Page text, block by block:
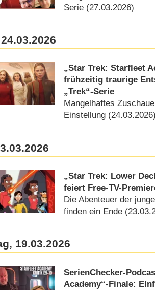
Serie (27.03.2026)
„Star Trek: Starfleet
frühzeitig traurige
„Trek“-Serie
Mangelhaftes
Einstellung (24.03.2026)
„Star Trek: Lower
feiert Free-TV-
Die Abenteuer der
finden ein Ende
19.03.2026
SerienChecker-
Academy“-Finale: